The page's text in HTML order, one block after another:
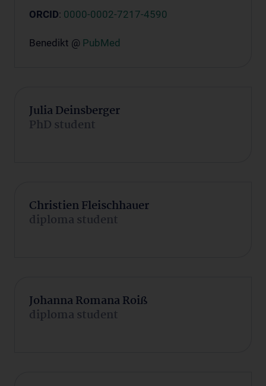
ORCID: 0000-0002-7217-4590
Benedikt @ PubMed
Julia Deinsberger
PhD student
Christien Fleischhauer
diploma student
Johanna Romana Roiß
diploma student